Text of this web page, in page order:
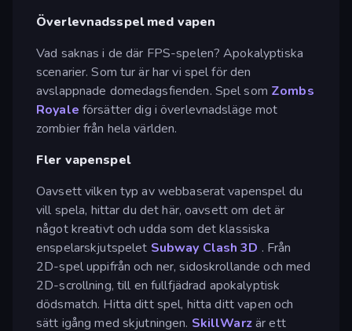
Överlevnadsspel med vapen
Vad saknas i de där FPS-spelen? Apokalyptiska
scenarier. Som tur är har vi spel för den
avslappnade domedagsfienden. Spel som Zombs
Royale försätter dig i överlevnadsläge mot
zombier från hela världen.
Fler vapenspel
Oavsett vilken typ av webbaserat vapenspel du
vill spela, hittar du det här, oavsett om det är
något kreativt och udda som det klassiska
enspelarskjutspelet Subway Clash 3D . Från
2D-spel uppifrån och ner, sidoskrollande och med
2D-scrollning, till en fullfjädrad apokalyptisk
dödsmatch. Hitta ditt spel, hitta ditt vapen och
sätt igång med skjutningen. SkillWarzär ett